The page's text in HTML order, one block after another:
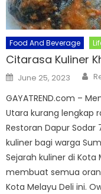
Food And Beverage
Citarasa Kuliner
Posted
on
June 25, 2023
GAYATREND.com –
Utara kurang lengkap
Restoran Dapur
kuliner bagi warga
Sejarah kuliner di
membuat semua
Kota Melayu Deli ini.